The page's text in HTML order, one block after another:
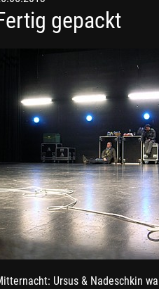
gepackt
Ursus & Nadeschkin